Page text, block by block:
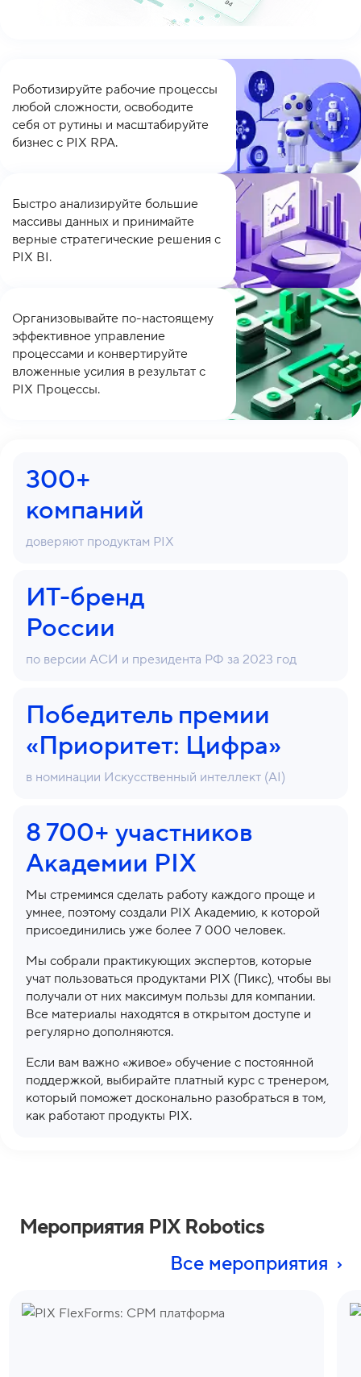
Роботизируйте рабочие процессы
любой сложности, освободите
себя от рутины и масштабируйте
бизнес с PIX RPA.
Быстро анализируйте большие
массивы данных и принимайте
верные стратегические решения с
PIX BI.
Организовывайте по-настоящему
эффективное управление
процессами и конвертируйте
вложенные усилия в результат с
PIX Процессы.
300+
компаний
доверяют продуктам PIX
ИТ-бренд
России
по версии АСИ и президента РФ за 2023 год
Победитель премии
«Приоритет: Цифра»
в номинации Искусственный интеллект (AI)
8 700+ участников
Академии PIX
Мы стремимся сделать работу каждого проще и
умнее, поэтому создали PIX Академию, к которой
присоединились уже более 7 000 человек.
Мы собрали практикующих экспертов, которые
учат пользоваться продуктами PIX (Пикс), чтобы вы
получали от них максимум пользы для компании.
Все материалы находятся в открытом доступе и
регулярно дополняются.
Если вам важно «живое» обучение с постоянной
поддержкой, выбирайте платный курс с тренером,
который поможет досконально разобраться в том,
как работают продукты PIX.
Мероприятия PIX Robotics
Все мероприятия